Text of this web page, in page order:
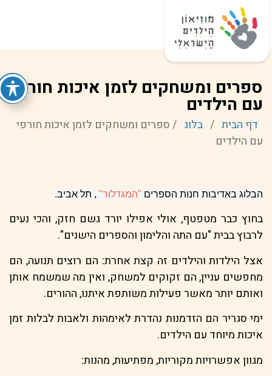
ספרים ומשחקים לזמן איכות חורפי
עם הילדים
דף הבית / בלוג / ספרים ומשחקים לזמן איכות חורפי
עם הילדים
הבלוג באדיבות חנות הספרים"המגדלור", תל אביב.
בחוץ כבר מטפטף, אולי אפילו יורד גשם חזק, והכי נעים
לרבוץ בבית "עם התה והלימון והספרים הישנים".
אצל הילדות והילדים זה קצת אחרת: הם רוצים תנועה, הם
מחפשים עניין, הם זקוקים למשחק, ואין מה שמשמח אותן
ואותם יותר מאשר פעילות משותפת איתנו, ההורים.
ימי סגריר הם הזדמנות נהדרת לאימהות ולאבות לבלות זמן
איכות מיוחד עם הילדים.
מגוון אפשרויות מקוריות, מפתיעות, מהנות: